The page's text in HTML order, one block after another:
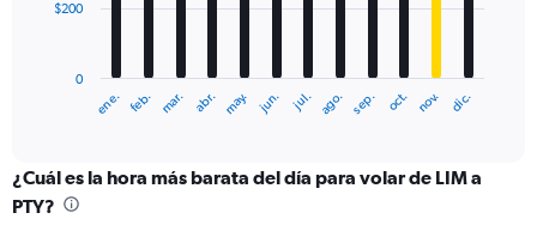
The
categories.
Range:
ene. feb. mar. abr. may. jun. jul. ago. sep. oct. nov. dic.
0
$200
¿Cuál es la hora más barata del día para volar de LIM a
PTY?